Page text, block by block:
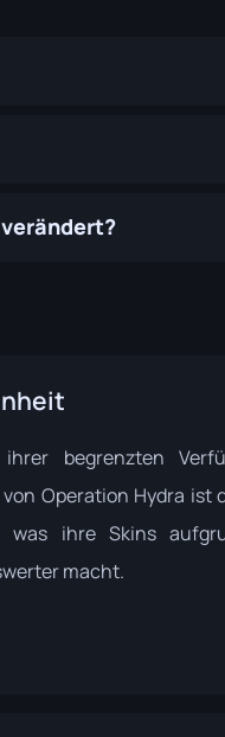
begrenzten
Operation Hydra ist
was ihre Skins
macht.